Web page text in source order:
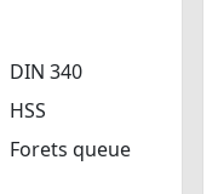
DIN 340
HSS
Forets queue